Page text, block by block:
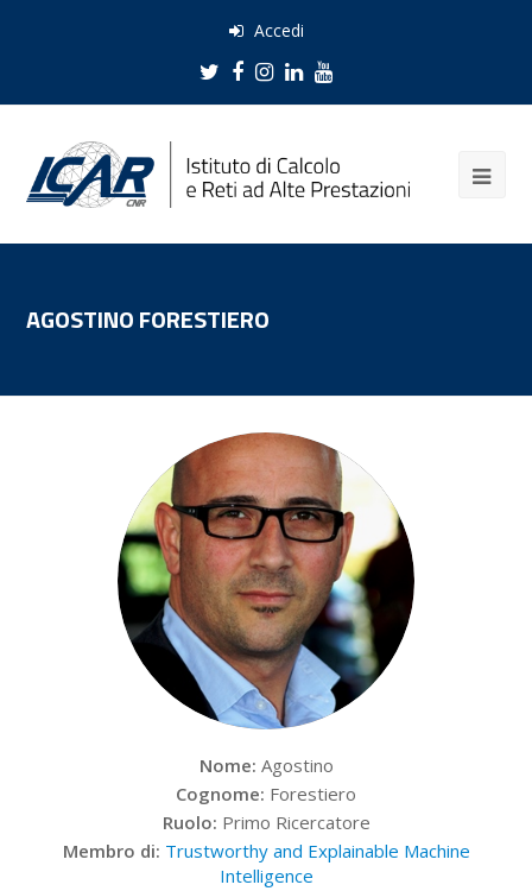
Accedi
Twitter
Facebook
Instagram
LinkedIn
Youtube
AGOSTINO FORESTIERO
Nome: Agostino
Cognome: Forestiero
Ruolo: Primo Ricercatore
Membro di: Trustworthy and Explainable Machine
Intelligence